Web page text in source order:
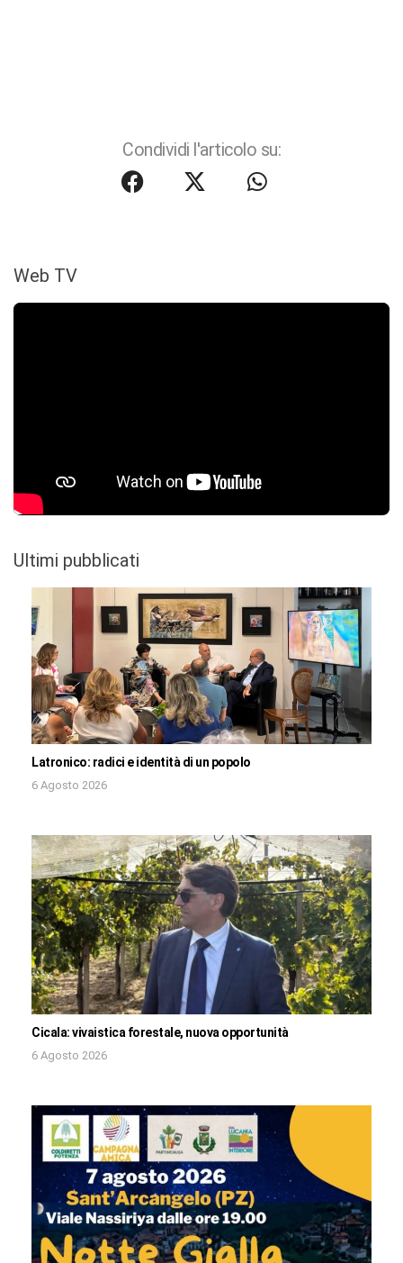
Condividi l'articolo su:
Web TV
Ultimi pubblicati
Latronico: radici e identità di un popolo
6 Agosto 2026
Cicala: vivaistica forestale, nuova opportunità
6 Agosto 2026